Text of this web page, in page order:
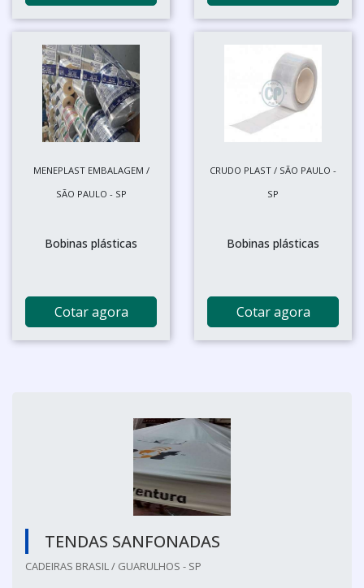
MENEPLAST EMBALAGEM /
SÃO PAULO - SP
Bobinas plásticas
Cotar agora
CRUDO PLAST / SÃO PAULO -
SP
Bobinas plásticas
Cotar agora
TENDAS SANFONADAS
CADEIRAS BRASIL / GUARULHOS - SP